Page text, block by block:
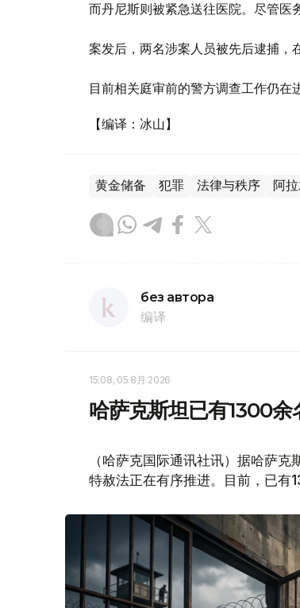
而丹尼斯则被紧急送往医院。尽管医
案发后，两名涉案人员被先后逮捕，
目前相关庭审前的警方调查工作仍在
【编译：冰山】
黄金储备 犯罪 法律与秩序 阿
без автора
编译
15:08, 05 8月 2026
哈萨克斯坦已有1300
（哈萨克国际通讯社讯）据哈萨
特赦法正在有序推进。目前，已有